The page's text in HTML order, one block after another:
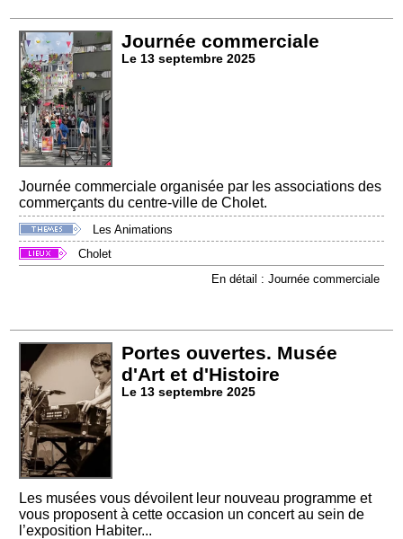
Journée commerciale
Le 13 septembre 2025
Journée commerciale organisée par les associations des
commerçants du centre-ville de Cholet.
Les Animations
Cholet
En détail : Journée commerciale
Portes ouvertes. Musée
d'Art et d'Histoire
Le 13 septembre 2025
Les musées vous dévoilent leur nouveau programme et
vous proposent à cette occasion un concert au sein de
l’exposition Habiter...